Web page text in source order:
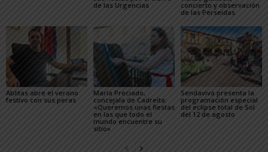
de las Urgencias
concierto y observación
de las Perseidas
Ablitas abre el verano
festivo con sus peras
María Preciado,
concejala de Cadreita:
«Queremos unas fiestas
en las que todo el
mundo encuentre su
sitio»
Sendaviva presenta la
programación especial
del eclipse total de Sol
del 12 de agosto